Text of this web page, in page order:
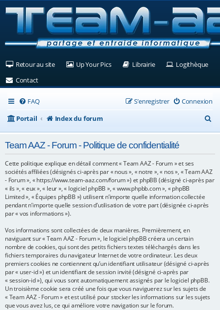
Retour au site(Ouvre un nouvel onglet)
Up Your Pics(Ouvre un nouvel onglet)
Librairie(Ouvre un nouvel
Logithèque
Contact(Ouvre un nouvel onglet)
FAQ Connexion
S’enregistrer
Portail
Index du forum
e
e
Team AAZ - Forum - Politique de confidentialité
Cette politique explique en détail comment « Team AAZ - Forum » et ses
sociétés affiliées (désignés ci-après par « nous », « notre », « nos », « Team AAZ
- Forum », « https://www.team-aaz.com/forum ») et phpBB (désigné ci-après par
« ils », « eux », « leur », « logiciel phpBB », « www.phpbb.com », « phpBB
Limited », « Équipes phpBB ») utilisent n’importe quelle information collectée
pendant n’importe quelle session d’utilisation de votre part (désignée ci-après
par « vos informations »).
Vos informations sont collectées de deux manières. Premièrement, en
naviguant sur « Team AAZ - Forum », le logiciel phpBB créera un certain
nombre de cookies, qui sont des petits fichiers textes téléchargés dans les
fichiers temporaires du navigateur Internet de votre ordinateur. Les deux
premiers cookies ne contiennent qu’un identifiant utilisateur (désigné ci-après
par « user-id ») et un identifiant de session invité (désigné ci-après par
« session-id »), qui vous sont automatiquement assignés par le logiciel phpBB.
Un troisième cookie sera créé une fois que vous naviguerez sur les sujets de
« Team AAZ - Forum » et est utilisé pour stocker les informations sur les sujets
que vous avez lus, ce qui améliore votre navigation sur le forum.